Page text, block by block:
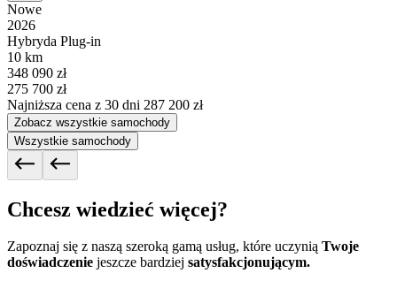
Nowe
2026
Hybryda Plug-in
10 km
348 090 zł
275 700 zł
Najniższa cena z 30 dni 287 200 zł
Zobacz wszystkie samochody
Wszystkie samochody
Chcesz wiedzieć więcej?
Zapoznaj się z naszą szeroką gamą usług, które uczynią Twoje
doświadczenie jeszcze bardziej satysfakcjonującym.